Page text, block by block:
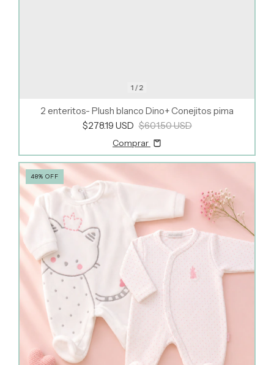
1 /2
2 enteritos- Plush blanco Dino+ Conejitos pima
$278.19 USD $601.50 USD
Comprar
48% OFF